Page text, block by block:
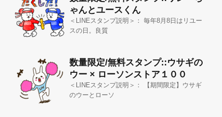
ゃんとユースくん
＜LINEスタンプ説明＞： 毎年8月8日はリユー
スの日。良質
数量限定/無料スタンプ::ウサギの
ウー × ローソンストア１００
＜LINEスタンプ説明＞： 【期間限定】ウサギ
のウーとローソ